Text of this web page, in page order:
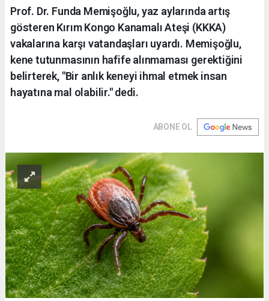
Prof. Dr. Funda Memişoğlu, yaz aylarında artış
gösteren Kırım Kongo Kanamalı Ateşi (KKKA)
vakalarına karşı vatandaşları uyardı. Memişoğlu,
kene tutunmasının hafife alınmaması gerektiğini
belirterek, "Bir anlık keneyi ihmal etmek insan
hayatına mal olabilir." dedi.
ABONE OL